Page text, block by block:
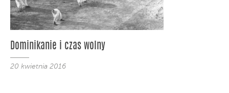
Dominikanie i czas wolny
20 kwietnia 2016